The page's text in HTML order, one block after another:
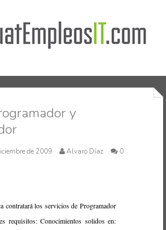
y
de 2009 Alvaro Díaz
0
contratará los servicios de Programador
requisitos: Conocimientos solidos en: